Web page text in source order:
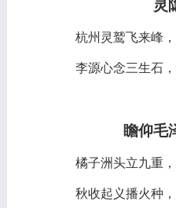
灵
杭州灵鹫飞来峰
李源心念三生石
瞻仰毛
橘子洲头立九重
秋收起义播火种